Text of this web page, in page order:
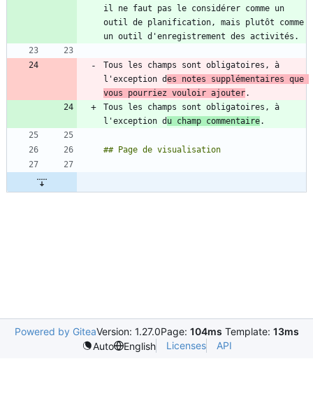
il ne faut pas le considérer comme un
outil de planification, mais plutôt comme
Tous les champs sont obligatoires, à
l'exception des notes supplémentaires que
vous pourriez vouloir ajouter
Tous les champs sont obligatoires, à
l'exception d u champ commentaire
Powered by GiteaVersion: 1.27.0Page: 104ms Template: 13ms
Auto
English Licenses API